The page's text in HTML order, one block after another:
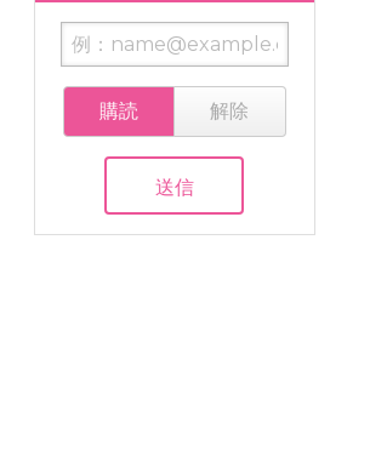
メールマガジン
購読 解除